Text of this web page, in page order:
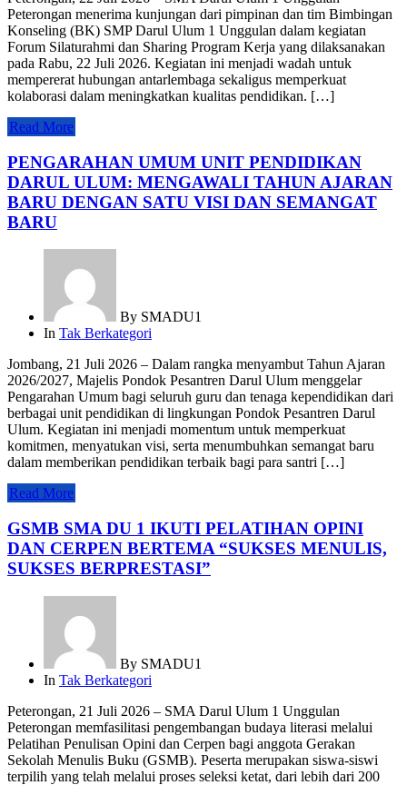
Peterongan menerima kunjungan dari pimpinan dan tim Bimbingan
Konseling (BK) SMP Darul Ulum 1 Unggulan dalam kegiatan
Forum Silaturahmi dan Sharing Program Kerja yang dilaksanakan
pada Rabu, 22 Juli 2026. Kegiatan ini menjadi wadah untuk
mempererat hubungan antarlembaga sekaligus memperkuat
kolaborasi dalam meningkatkan kualitas pendidikan. […]
Read More
PENGARAHAN UMUM UNIT PENDIDIKAN
DARUL ULUM: MENGAWALI TAHUN AJARAN
BARU DENGAN SATU VISI DAN SEMANGAT
BARU
By SMADU1
In Tak Berkategori
Jombang, 21 Juli 2026 – Dalam rangka menyambut Tahun Ajaran
2026/2027, Majelis Pondok Pesantren Darul Ulum menggelar
Pengarahan Umum bagi seluruh guru dan tenaga kependidikan dari
berbagai unit pendidikan di lingkungan Pondok Pesantren Darul
Ulum. Kegiatan ini menjadi momentum untuk memperkuat
komitmen, menyatukan visi, serta menumbuhkan semangat baru
dalam memberikan pendidikan terbaik bagi para santri […]
Read More
GSMB SMA DU 1 IKUTI PELATIHAN OPINI
DAN CERPEN BERTEMA “SUKSES MENULIS,
SUKSES BERPRESTASI”
By SMADU1
In Tak Berkategori
Peterongan, 21 Juli 2026 – SMA Darul Ulum 1 Unggulan
Peterongan memfasilitasi pengembangan budaya literasi melalui
Pelatihan Penulisan Opini dan Cerpen bagi anggota Gerakan
Sekolah Menulis Buku (GSMB). Peserta merupakan siswa-siswi
terpilih yang telah melalui proses seleksi ketat, dari lebih dari 200